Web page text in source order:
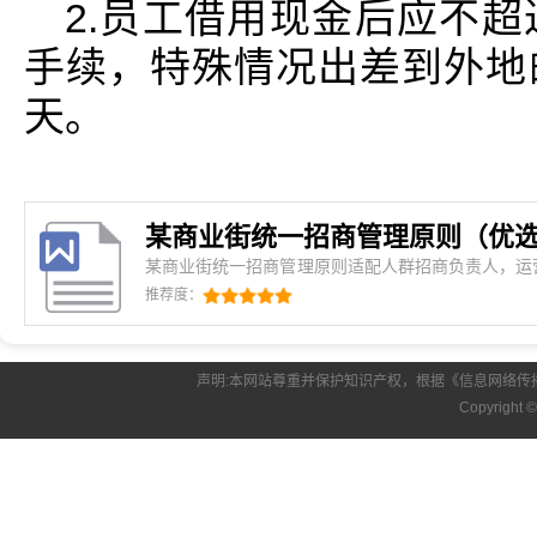
2.员工借用现金后应不
手续，特殊情况出差到外
天。
某商业街统一招商管理原则（优
某商业街统一招商管理原则适配人群招商负责人，
景开业筹备，商户入驻，业态调整制定目的招商乱
推荐度：
声明:本网站尊重并保护知识产权，根据《信息网络
Copyright